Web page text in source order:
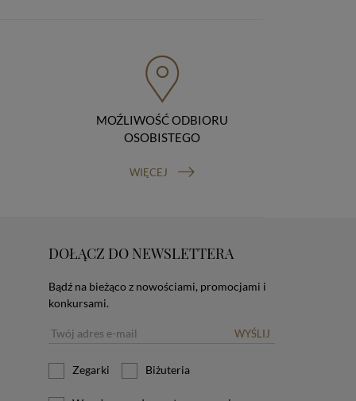
MOŹLIWOŚĆ ODBIORU
OSOBISTEGO
WIĘCEJ
DOŁĄCZ DO NEWSLETTERA
Bądź na bieżąco z nowościami, promocjami i
konkursami.
WYŚLIJ
Zegarki Biżuteria